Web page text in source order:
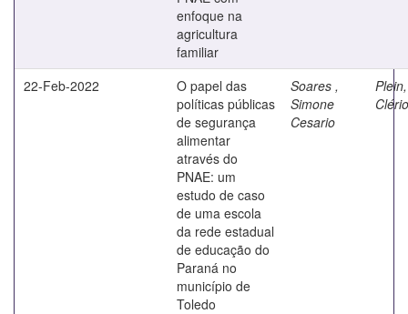
enfoque na
agricultura
familiar
22-Feb-2022
O papel das
políticas públicas
de segurança
alimentar
através do
PNAE: um
estudo de caso
de uma escola
da rede estadual
de educação do
Paraná no
município de
Toledo
Soares ,
Simone
Cesario
Plein,
Clério